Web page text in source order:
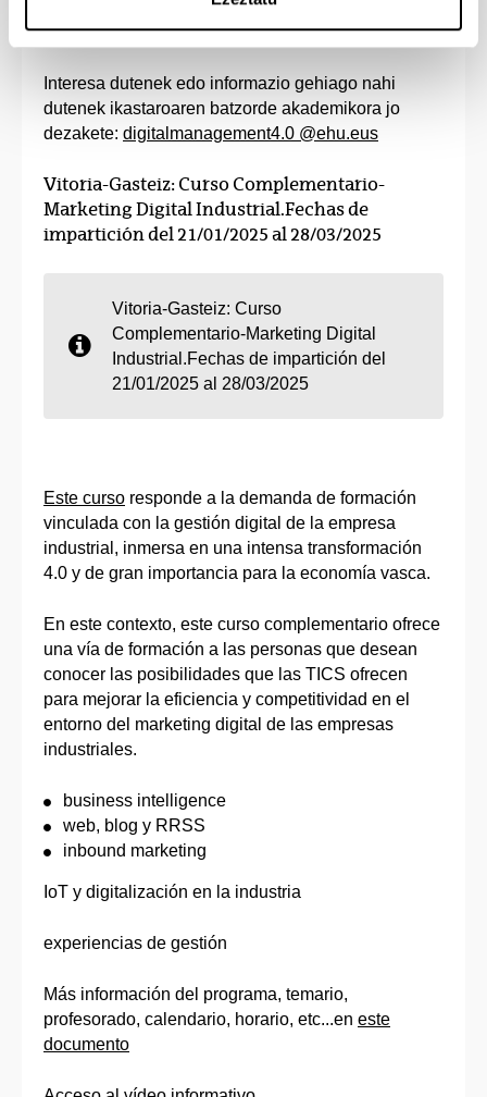
erakundeekin, eta enpresetan borondatezko
praktikak egiteko programa bat du.
Interesa dutenek edo informazio gehiago nahi
dutenek ikastaroaren batzorde akademikora jo
dezakete: digitalmanagement4.0 @ehu.eus
Vitoria-Gasteiz: Curso Complementario-
Marketing Digital Industrial.Fechas de
impartición del 21/01/2025 al 28/03/2025
Vitoria-Gasteiz: Curso
Complementario-Marketing Digital
Industrial.Fechas de impartición del
21/01/2025 al 28/03/2025
Este curso responde a la demanda de formación
vinculada con la gestión digital de la empresa
industrial, inmersa en una intensa transformación
4.0 y de gran importancia para la economía vasca.
En este contexto, este curso complementario ofrece
una vía de formación a las personas que desean
conocer las posibilidades que las TICS ofrecen
para mejorar la eficiencia y competitividad en el
entorno del marketing digital de las empresas
industriales.
business intelligence
web, blog y RRSS
inbound marketing
IoT y digitalización en la industria
experiencias de gestión
Más información del programa, temario,
profesorado, calendario, horario, etc...en este
documento